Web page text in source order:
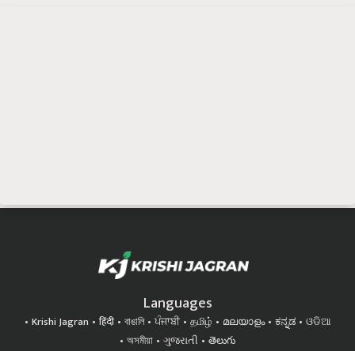
Languages
Krishi Jagran हिंदी বাঙালি ਪੰਜਾਬੀ தமிழ் മലയാളം ಕನ್ನಡ
ଓଡିଆ
অসমীয়া
ગુજરાતી తెలుగు